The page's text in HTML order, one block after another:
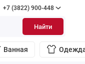
+7 (3822) 900-448
Найти
Ванная